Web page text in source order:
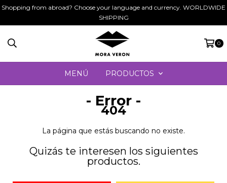
Shopping from abroad? Choose your language and currency. WORLDWIDE
SHIPPING
0
MENÚ PRODUCTOS
- Error -
404
La página que estás buscando no existe.
Quizás te interesen los siguientes
productos.